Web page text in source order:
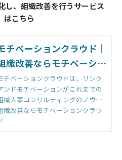
、組織改善を行うサービス
はこちら
チベーションクラウド｜
織改善ならモチベーショ
クラウド
チベーションクラウドは、リンク
ンドモチベーションがこれまでの
織人事コンサルティングのノウハ
をもとに開発した国内初の組織改
クラウドです。組織のモノサシ
織改善ならモチベーションクラウ